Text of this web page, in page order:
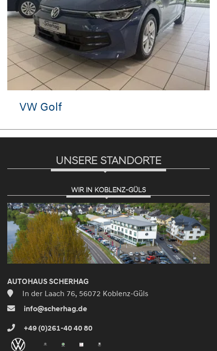
VW Golf
UNSERE STANDORTE
WIR IN KOBLENZ-GÜLS
AUTOHAUS SCHERHAG
In der Laach 76, 56072 Koblenz-Güls
info@scherhag.de
+49 (0)261-40 40 80